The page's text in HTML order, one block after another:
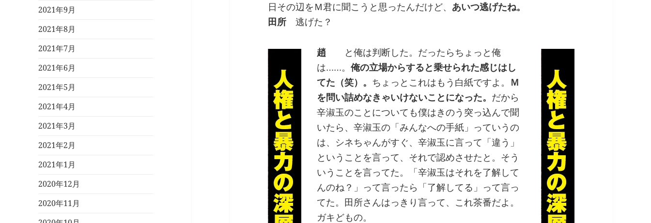
2021年9月
2021年8月
2021年7月
2021年6月
2021年5月
2021年4月
2021年3月
2021年2月
2021年1月
2020年12月
2020年11月
日その辺をＭ君に聞こうと思ったんだけど、 あいつ逃げたね。
田所 逃げた？
趙 と俺は判断した。だったらちょっと俺
は……。俺の立場からすると乗せられた感じはし
てた（笑）。 ちょっとこれはもう白紙ですよ。
Ｍ
を問い詰めなきゃいけないことになった。 だから
辛淑玉のことについても僕はきのう突っ込んで聞
いたら、辛淑玉の「みんなへの手紙」っていうの
は、シネちゃんがすぐ、辛淑玉に言って「違う」
ということを言って、それで認めさせたと。そう
いうことを言ってた。「辛淑玉はそれを了解して
んのね？」って言ったら「了解してる」って言っ
てた。田所さんはっきり言って、これ茶番だよ。
ガキどもの。